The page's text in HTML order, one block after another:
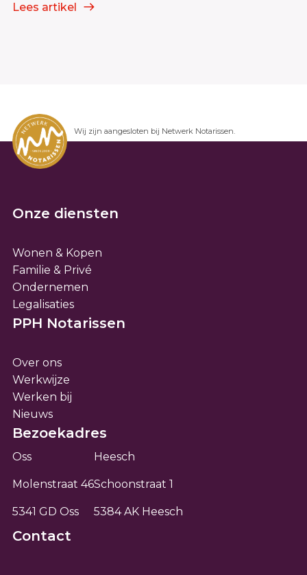
Lees artikel
Wij zijn aangesloten bij Netwerk Notarissen.
Onze diensten
Wonen & Kopen
Familie & Privé
Ondernemen
Legalisaties
PPH Notarissen
Over ons
Werkwijze
Werken bij
Nieuws
Bezoekadres
Oss
Molenstraat 46
5341 GD Oss
Heesch
Schoonstraat 1
5384 AK Heesch
Contact